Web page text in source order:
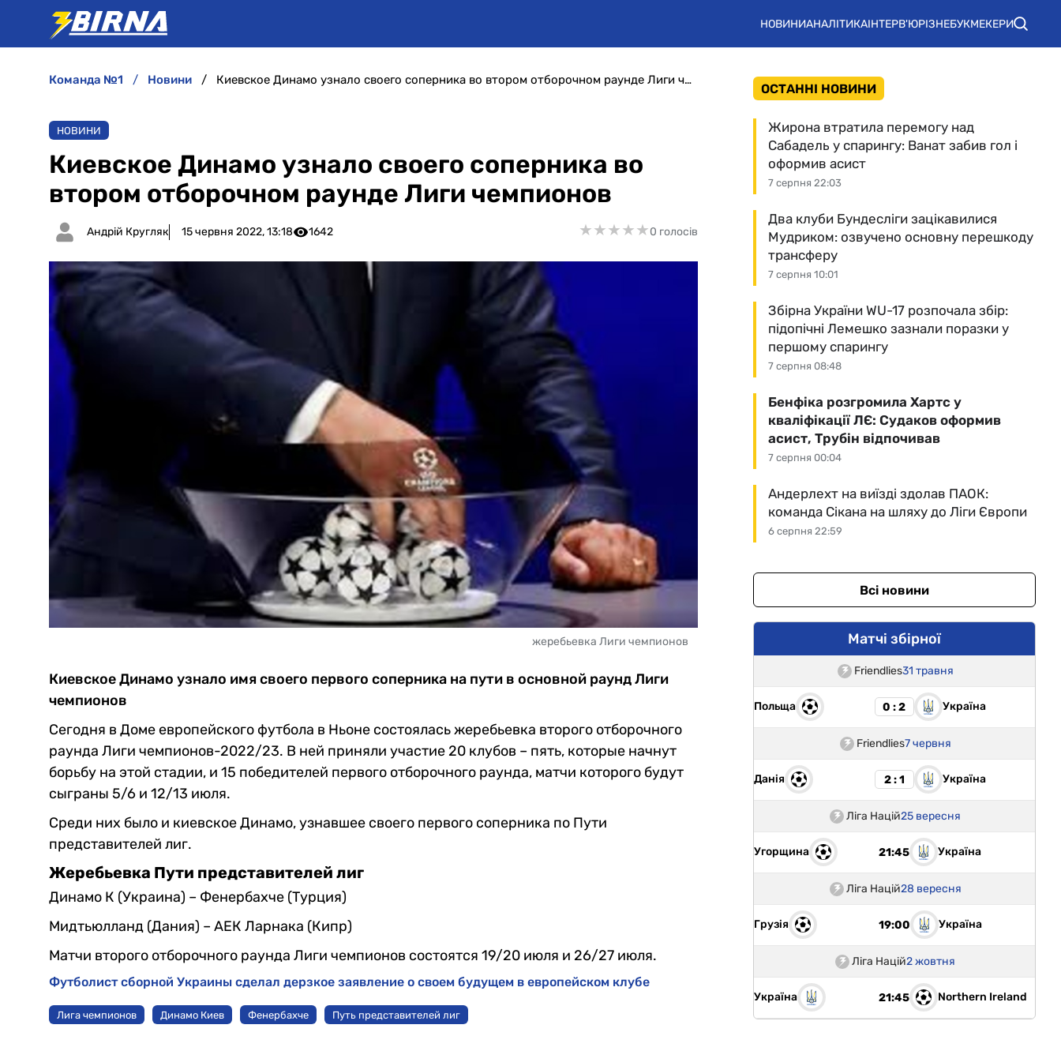
НОВИНИАНАЛІТИКАІНТЕРВ'ЮРІЗНЕБУКМЕКЕРИ
команда №1 новини Киевское Динамо узнало своего соперника во втором отборочном раунде Лиги чемпионов
НОВИНИ
Киевское Динамо узнало своего соперника во
втором отборочном раунде Лиги чемпионов
Андрій Кругляк 15 червня 2022, 13:18 1642 ★★★★★
★★★★★0 голосів
жеребьевка Лиги чемпионов
Киевское Динамо узнало имя своего первого соперника на пути в основной раунд Лиги
чемпионов
Сегодня в Доме европейского футбола в Ньоне состоялась жеребьевка второго отборочного
раунда Лиги чемпионов-2022/23. В ней приняли участие 20 клубов – пять, которые начнут
борьбу на этой стадии, и 15 победителей первого отборочного раунда, матчи которого будут
сыграны 5/6 и 12/13 июля.
Среди них было и киевское Динамо, узнавшее своего первого соперника по Пути
представителей лиг.
Жеребьевка Пути представителей лиг
Динамо К (Украина) – Фенербахче (Турция)
Мидтьюлланд (Дания) – АЕК Ларнака (Кипр)
Матчи второго отборочного раунда Лиги чемпионов состоятся 19/20 июля и 26/27 июля.
Футболист сборной Украины сделал дерзкое заявление о своем будущем в европейском клубе
Лига чемпионов Динамо Киев Фенербахче Путь представителей лиг
ОСТАННІ НОВИНИ
7 серпня 22:03
Жирона втратила перемогу над
Сабадель у спарингу: Ванат забив гол і
оформив асист
7 серпня 10:01
Два клуби Бундесліги зацікавилися
Мудриком: озвучено основну перешкоду
трансферу
7 серпня 08:48
Збірна України WU-17 розпочала збір:
підопічні Лемешко зазнали поразки у
першому спарингу
7 серпня 00:04
Бенфіка розгромила Хартс у
кваліфікації ЛЄ: Судаков оформив
асист, Трубін відпочивав
6 серпня 22:59
Андерлехт на виїзді здолав ПАОК:
команда Сікана на шляху до Ліги Європи
Всі новини
Матчі збірної
Friendlies31 травня
Польща 0 : 2 Україна
Friendlies7 червня
Данія 2 : 1 Україна
Ліга Націй25 вересня
Угорщина 21:45 Україна
Ліга Націй28 вересня
Грузія 19:00 Україна
Ліга Націй2 жовтня
Україна 21:45 Northern Ireland